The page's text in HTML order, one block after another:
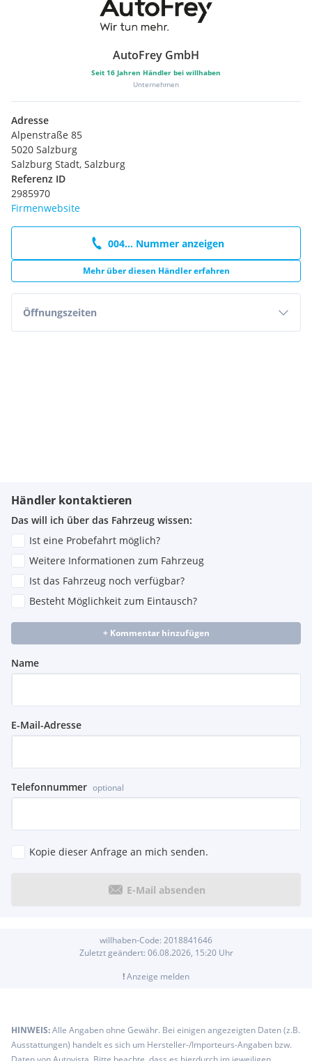
AutoFrey GmbH
Seit 16 Jahren Händler bei willhaben
Unternehmen
Adresse
Alpenstraße 85
5020 Salzburg
Salzburg Stadt, Salzburg
Referenz ID
2985970
Firmenwebsite
004... Nummer anzeigen
Mehr über diesen Händler erfahren
Öffnungszeiten
Händler kontaktieren
Das will ich über das Fahrzeug wissen:
Ist eine Probefahrt möglich?
Weitere Informationen zum Fahrzeug
Ist das Fahrzeug noch verfügbar?
Besteht Möglichkeit zum Eintausch?
+ Kommentar hinzufügen
Name
E-Mail-Adresse
Telefonnummer optional
Kopie dieser Anfrage an mich senden.
E-Mail absenden
willhaben-Code: 2018841646
Zuletzt geändert: 06.08.2026, 15:20Uhr
!Anzeige melden
HINWEIS:Alle Angaben ohne Gewähr. Bei einigen angezeigten Daten (z.B.
Ausstattungen) handelt es sich um Hersteller-/Importeurs-Angaben bzw.